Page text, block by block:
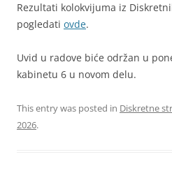
Rezultati kolokvijuma iz
pogledati ovde.
Uvid u radove biće održan u
kabinetu 6 u novom delu.
This entry was posted in Diskretne
2026.